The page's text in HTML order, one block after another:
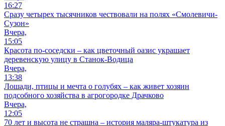
16:27
Сразу четырех тысячников чествовали на полях «Смолевичи-
Сузон»
Вчера,
15:05
Красота по-соседски – как цветочный оазис украшает
деревенскую улицу в Станок-Водица
Вчера,
13:38
Лошади, птицы и мечта о голубях – как живет хозяин
подсобного хозяйства в агрогородке Драчково
Вчера,
12:05
70 лет и высота не страшна – история маляра-штукатура из